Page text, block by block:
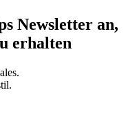
Newsletter an,
erhalten